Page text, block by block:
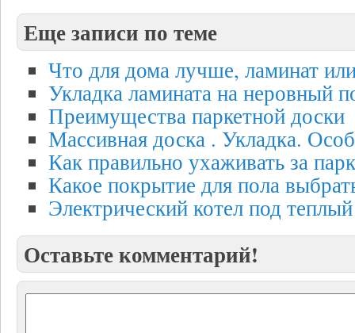
Еще записи по теме
Что для дома лучше, ламинат
Укладка ламината на неровный
Преимущества паркетной доски
Массивная доска . Укладка.
Как правильно ухаживать за
Какое покрытие для пола
Электрический котел под
Оставьте комментарий!